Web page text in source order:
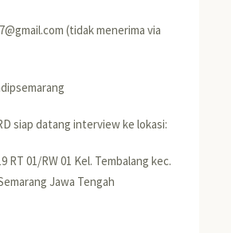
(tidak menerima via
siap datang interview ke lokasi:
RT 01/RW 01 Kel. Tembalang kec.
Jawa Tengah